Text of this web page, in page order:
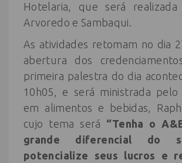
Hotelaria, que será realizada
Arvoredo e Sambaqui.
As atividades retomam no dia
abertura dos
primeira palestra do dia
10h05, e será ministrada pelo
em alimentos e bebidas,
cujo tema será “Tenha o
grande diferencial do
potencialize seus lucros e